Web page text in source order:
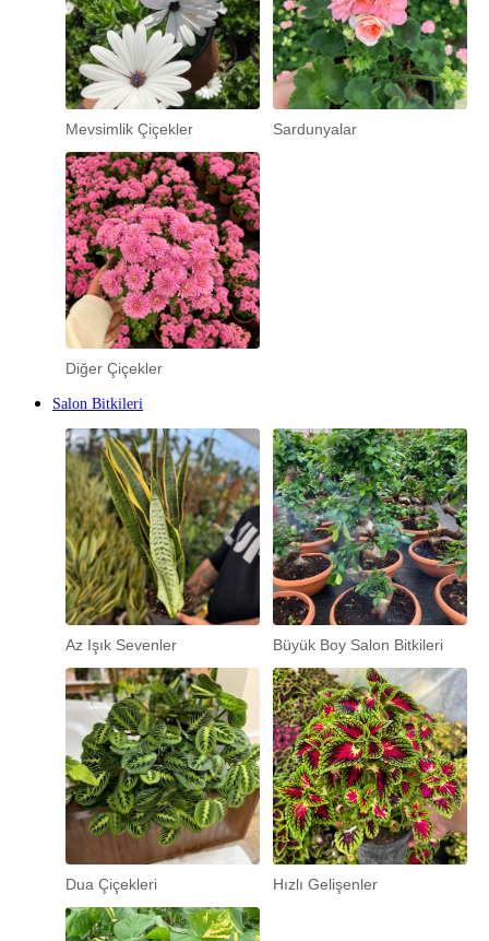
Mevsimlik Çiçekler Sardunyalar
Diğer Çiçekler
Salon Bitkileri
Az Işık Sevenler Büyük Boy Salon Bitkileri
Dua Çiçekleri Hızlı Gelişenler